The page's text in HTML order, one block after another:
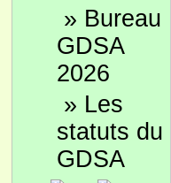
» Bureau
GDSA
2026
» Les
statuts du
GDSA